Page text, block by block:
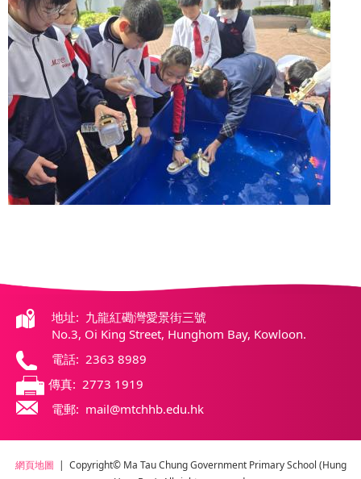
地址: 九龍紅磡灣愛景街三號
No.3, Oi King Street, Hunghom Bay, Kowloon.
電話: 2363 8989
傳真: 2773 1919
電郵: mail@mtchhb.edu.hk
網頁地圖 | Copyright© Ma Tau Chung Government Primary School (Hung